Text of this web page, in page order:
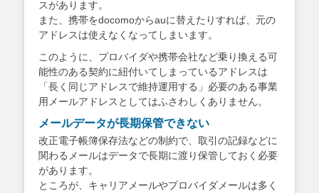
スがあります。
また、携帯をdocomoからauに替えたりすれば、元の
アドレスは使えなくなってしまいます。
このように、プロバイダや携帯会社など乗り換える可
能性のある契約に紐付いてしまっているアドレスは
「長く同じアドレスで維持運用する」必要のある事業
用メールアドレスとしてはふさわしくありません。
メールデータが長期保管できない
改正電子帳簿保存法などの制約で、取引の記録などに
関わるメールはデータで長期に渡り保管しておく必要
があります。
ところが、キャリアメールやプロバイダメールは多く